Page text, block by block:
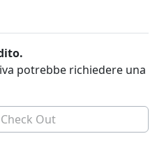
architettonico, questo
dimore storiche
e sostenibili, senza
Le abitazioni
“palazziata”: ambienti di
luminose ai piani
recuperati e
la semplicità della
potrebbe richiedere una